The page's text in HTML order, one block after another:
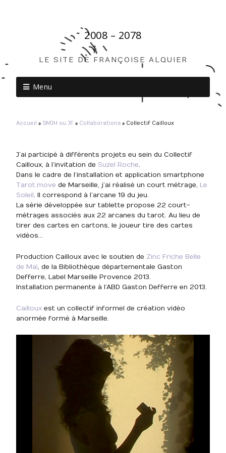
2008 – 2078
LE SITE DE FRANÇOISE ALQUIER
Menu
Accueil » SMJH ou JF » Collaborations » Collectif Cailloux
J’ai participé à différents projets eu sein du Collectif
Cailloux, à l’invitation de Suzel Roche.
Dans le cadre de l’installation et application smartphone
Tarot.move de Marseille, j’ai réalisé un court métrage, Le
Soleil. Il correspond à l’arcane 19 du jeu.
La série développée sur tablette propose 22 court-
métrages associés aux 22 arcanes du tarot. Au lieu de
tirer des cartes en cartons, le joueur tire des cartes
vidéos…
Production Cailloux avec le soutien de Zinc Friche Belle
de Mai, de la Bibliothèque départementale Gaston
Defferre, Label Marseille Provence 2013.
Installation permanente à l’ABD Gaston Defferre en 2013.
Cailloux est un collectif informel de création vidéo
anormée formé à Marseille.